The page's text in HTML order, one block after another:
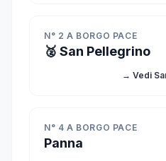
N° 2 A BORGO PACE
🥈 San Pellegrino
→ Vedi
N° 4 A BORGO PACE
Panna